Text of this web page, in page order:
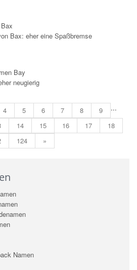
Bax: eher eine Spaßbremse
Bay
neugierig
4 5 6 7 8
9
14 15 16 17
18
...
124 »
Namen